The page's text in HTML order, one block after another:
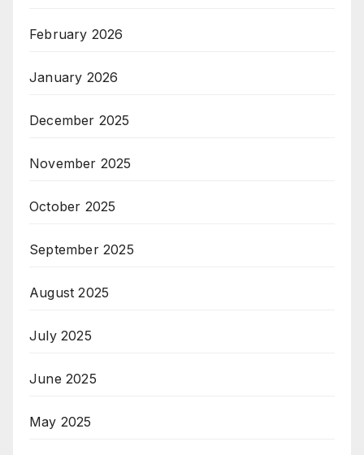
February 2026
January 2026
December 2025
November 2025
October 2025
September 2025
August 2025
July 2025
June 2025
May 2025